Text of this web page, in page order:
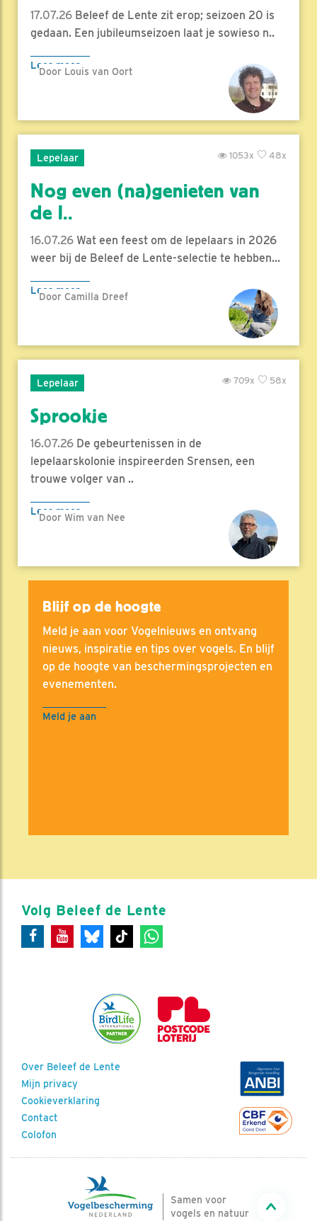
17.07.26 Beleef de Lente zit erop; seizoen 20 is
gedaan. Een jubileumseizoen laat je sowieso n..
Lees meer
Door Louis van Oort
Lepelaar 48x
1053x
Nog even (na)genieten van
de l..
16.07.26 Wat een feest om de lepelaars in 2026
weer bij de Beleef de Lente-selectie te hebben...
Lees meer
Door Camilla Dreef
Lepelaar 58x
709x
Sprookje
16.07.26 De gebeurtenissen in de
lepelaarskolonie inspireerden Srensen, een
trouwe volger van ..
Lees meer
Door Wim van Nee
Blijf op de hoogte
Meld je aan voor Vogelnieuws en ontvang
nieuws, inspiratie en tips over vogels. En blijf
op de hoogte van beschermingsprojecten en
evenementen.
Meld je aan
Volg Beleef de Lente
Over Beleef de Lente
Mijn privacy
Cookieverklaring
Contact
Colofon
Samen voor
vogels en natuur